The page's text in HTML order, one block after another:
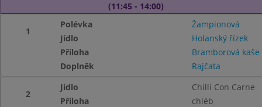
(11:45 - 14:00)
1
Polévka
Žampionová
Jídlo
Holanský řízek
Příloha
Bramborová kaše
Doplněk
Rajčata
2
Jídlo
Chilli Con Carne
Příloha
chléb